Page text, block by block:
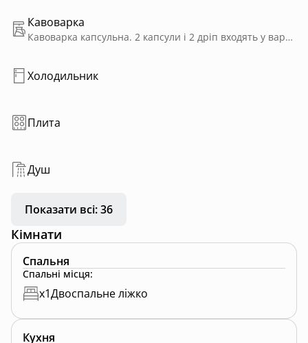
Кавоварка
Кавоварка капсульна. 2 капсули і 2 дріп входять у вартість оренди.
Холодильник
Плита
Душ
Показати всі: 36
Кімнати
Спальня
Спальні місця:
x1Двоспальне ліжко
Кухня